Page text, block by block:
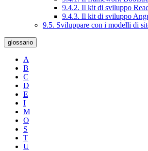
9.4.2. Il kit di sviluppo
9.4.3. Il kit di sviluppo
9.5. Sviluppare con i modelli di
glossario
A
B
C
D
E
I
M
O
S
T
U